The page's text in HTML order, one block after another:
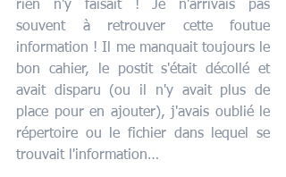
rien n'y faisait ! Je n'arrivais pas
souvent à retrouver cette foutue
information ! Il me manquait toujours le
bon cahier, le postit s'était décollé et
avait disparu (ou il n'y avait plus de
place pour en ajouter), j'avais oublié le
répertoire ou le fichier dans lequel se
trouvait l'information…